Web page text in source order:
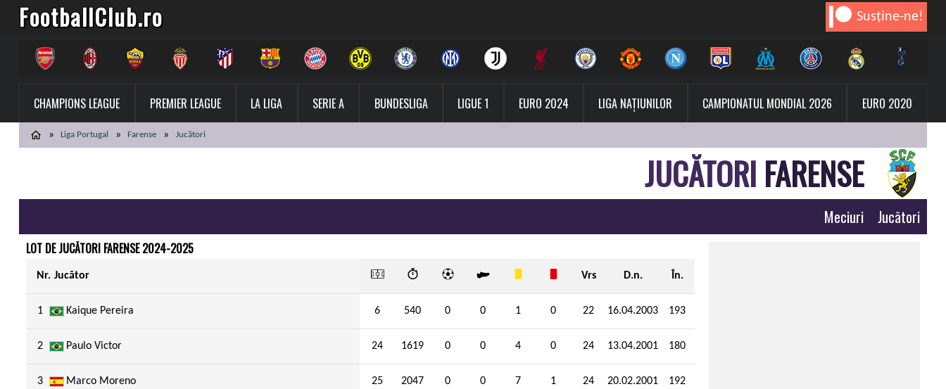
FootballClub.ro Susține-ne!
CHAMPIONS LEAGUE PREMIER LEAGUE LA LIGA SERIE A BUNDESLIGA LIGUE 1 EURO 2024 LIGA NAȚIUNILOR CAMPIONATUL MONDIAL 2026 EURO 2020
Liga Portugal Farense Jucători
JUCĂTORI FARENSE
Meciuri Jucători
LOT DE JUCĂTORI FARENSE 2024-2025
Nr. Jucător Vrs D.n. În.
1 Kaique Pereira 6 540 0 0 1 0 22 16.04.2003 193
2 Paulo Victor 24 1619 0 0 4 0 24 13.04.2001 180
3 Marco Moreno 25 2047 0 0 7 1 24 20.02.2001 192